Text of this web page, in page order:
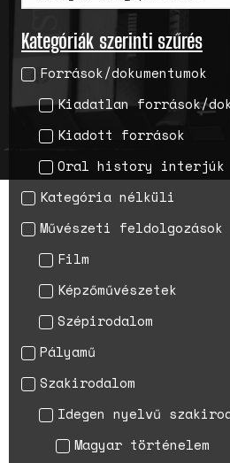
A
Kategóriák szerinti szűrés
Források/dokumentumok
Kiadatlan források/
Kiadott források
Oral history interjúk
Kategória nélküli
Művészeti feldolgozások
Film
Képzőművészetek
Szépirodalom
Pályamű
Szakirodalom
Idegen nyelvű
Magyar történelem